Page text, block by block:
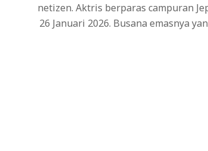
netizen. Aktris berparas campuran
26 Januari 2026. Busana emasnya